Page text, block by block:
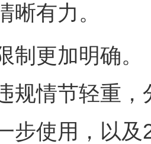
晰有力。
更加明确。
规情节轻重
步使用，以